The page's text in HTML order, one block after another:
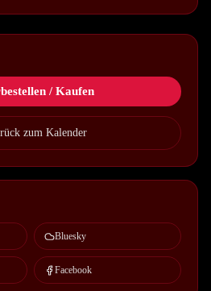
/ Kaufen
zum Kalender
Bluesky
Facebook